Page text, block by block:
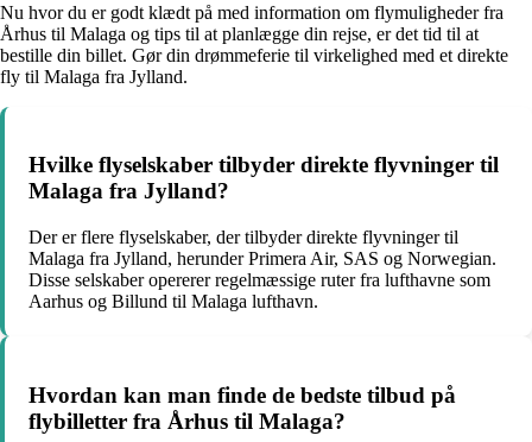
Nu hvor du er godt klædt på med information om flymuligheder fra
Århus til Malaga og tips til at planlægge din rejse, er det tid til at
bestille din billet. Gør din drømmeferie til virkelighed med et direkte
fly til Malaga fra Jylland.
Hvilke flyselskaber tilbyder direkte flyvninger til
Malaga fra Jylland?
Der er flere flyselskaber, der tilbyder direkte flyvninger til
Malaga fra Jylland, herunder Primera Air, SAS og Norwegian.
Disse selskaber opererer regelmæssige ruter fra lufthavne som
Aarhus og Billund til Malaga lufthavn.
Hvordan kan man finde de bedste tilbud på
flybilletter fra Århus til Malaga?